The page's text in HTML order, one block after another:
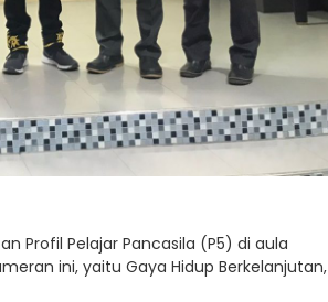
Profil Pelajar Pancasila (P5) di aula
ini, yaitu Gaya Hidup Berkelanjutan,